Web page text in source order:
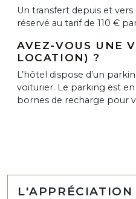
Un transfert depuis et
réservé au tarif de 110 €
AVEZ-VOUS UNE
LOCATION) ?
L’hôtel dispose d’un
voiturier. Le parking est
bornes de recharge pour
L'APPRÉCIATION